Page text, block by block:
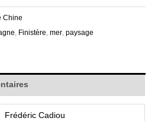
Chine
, Finistère,mer,paysage
Frédéric Cadiou